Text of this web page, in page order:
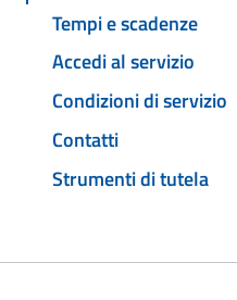
Tempi e scadenze
Accedi al servizio
Condizioni di servizio
Contatti
Strumenti di tutela